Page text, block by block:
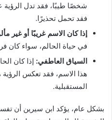
شخصًا طيبًا، فقد تدل الرؤية
فقد تحمل تحذيرًا.
إذا كان الاسم غريبًا أو غير
في حياة الحالم، سواء كان
السياق العاطفي: إذا كان
هذا الاسم، فقد تعكس الرؤية
المستقبلية.
بشكل عام، يؤكد ابن سيرين أن